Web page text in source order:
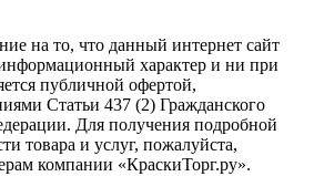
на то, что данный интернет сайт
характер и ни при
публичной офертой,
Статьи 437 (2) Гражданского
Для получения подробной
товара и услуг, пожалуйста,
компании «КраскиТорг.ру».